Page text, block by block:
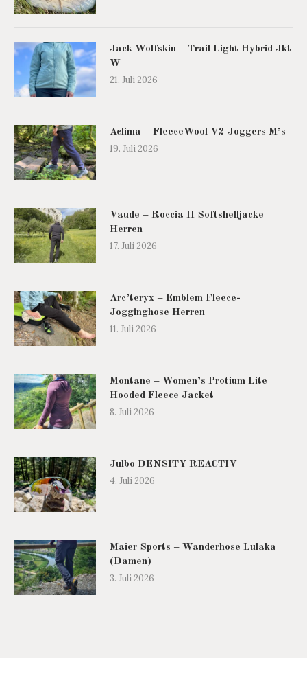
Jack Wolfskin – Trail Light Hybrid Jkt
W
21. Juli 2026
Aclima – FleeceWool V2 Joggers M’s
19. Juli 2026
Vaude – Roccia II Softshelljacke
Herren
17. Juli 2026
Arc’teryx – Emblem Fleece-
Jogginghose Herren
11. Juli 2026
Montane – Women’s Protium Lite
Hooded Fleece Jacket
8. Juli 2026
Julbo DENSITY REACTIV
4. Juli 2026
Maier Sports – Wanderhose Lulaka
(Damen)
3. Juli 2026